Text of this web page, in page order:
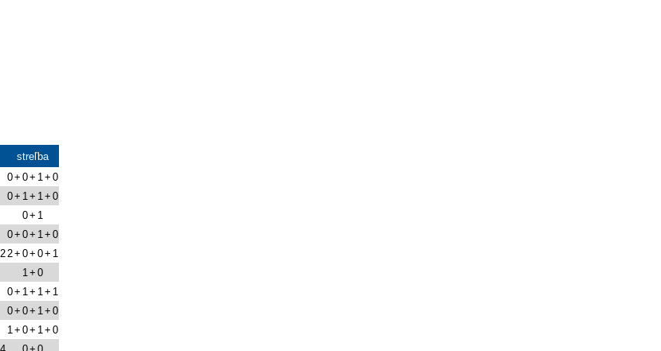
streľba
0+ 0+ 1 + 0
0+ 1 + 1 + 0
0+ 1
0+ 0+ 1 + 0
2+ 0+ 0+ 1
1 + 0
0+ 1 + 1 + 1
0+ 0+ 1 + 0
1 + 0+ 1 + 0